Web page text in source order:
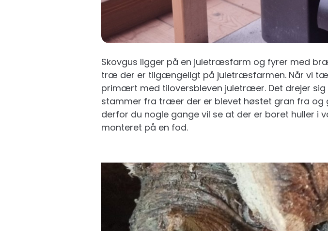
Skovgus ligger på en juletræsfarm og fyrer med
træ der er tilgængeligt på juletræsfarmen. Når vi
primært med tiloversbleven juletræer. Det drejer
stammer fra træer der er blevet høstet gran fra
derfor du nogle gange vil se at der er boret huller
monteret på en fod.